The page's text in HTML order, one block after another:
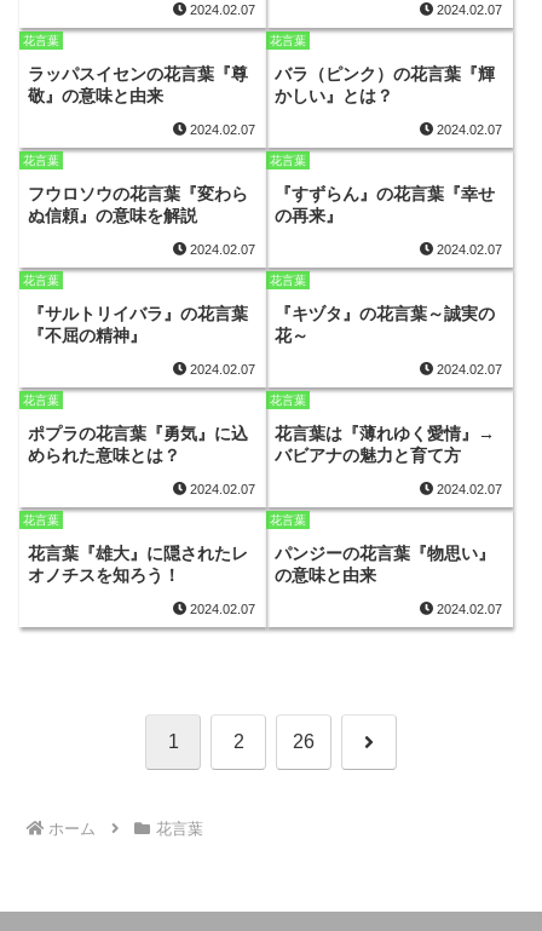
2024.02.07 2024.02.07
花言葉
ラッパスイセンの花言葉『尊
敬』の意味と由来
2024.02.07
花言葉
バラ（ピンク）の花言葉『輝
かしい』とは？
2024.02.07
花言葉
フウロソウの花言葉『変わら
ぬ信頼』の意味を解説
2024.02.07
花言葉
『すずらん』の花言葉『幸せ
の再来』
2024.02.07
花言葉
『サルトリイバラ』の花言葉
『不屈の精神』
2024.02.07
花言葉
『キヅタ』の花言葉～誠実の
花～
2024.02.07
花言葉
ポプラの花言葉『勇気』に込
められた意味とは？
2024.02.07
花言葉
花言葉は『薄れゆく愛情』→
バビアナの魅力と育て方
2024.02.07
花言葉
花言葉『雄大』に隠されたレ
オノチスを知ろう！
2024.02.07
花言葉
パンジーの花言葉『物思い』
の意味と由来
2024.02.07
1 2 26 次
ホーム 花言葉